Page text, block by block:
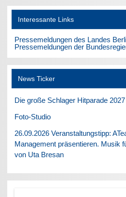
Interessante Links
Pressemeldungen des Landes
Pressemeldungen der
News Ticker
Die große Schlager Hitparade 2027
Foto-Studio
26.09.2026 Veranstaltungstipp:
Management präsentieren. Musik
von Uta Bresan